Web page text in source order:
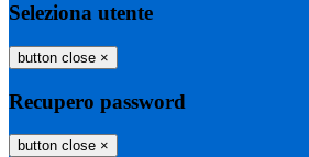
Seleziona utente
button close ×
Recupero password
button close ×